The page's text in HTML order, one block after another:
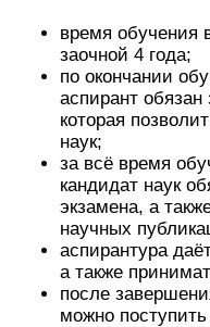
время обучения
заочной 4 года;
по окончании
аспирант
которая
наук;
за всё время
кандидат наук
экзамена, а
научных
аспирантура
а также
после
можно поступить